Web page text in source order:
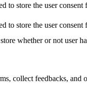
store the user
store the user
whether or not user
collect feedbacks, and